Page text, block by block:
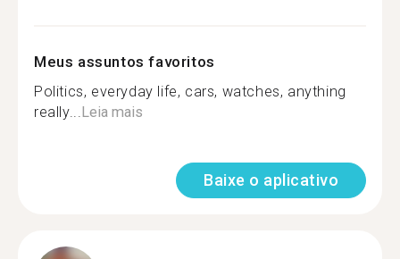
Meus assuntos favoritos
Politics, everyday life, cars, watches, anything
really...Leia mais
Baixe o aplicativo